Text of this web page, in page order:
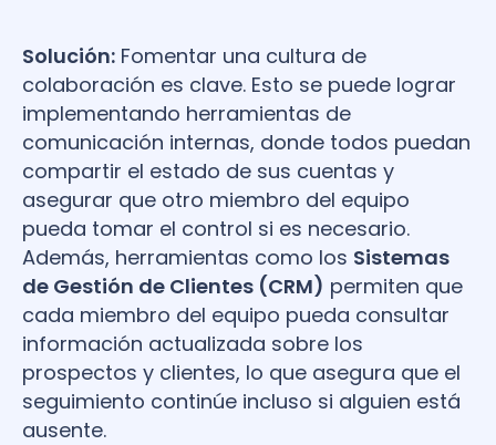
Solución: Fomentar una cultura de
colaboración es clave. Esto se puede lograr
implementando herramientas de
comunicación internas, donde todos puedan
compartir el estado de sus cuentas y
asegurar que otro miembro del equipo
pueda tomar el control si es necesario.
Además, herramientas como los Sistemas
de Gestión de Clientes (CRM) permiten que
cada miembro del equipo pueda consultar
información actualizada sobre los
prospectos y clientes, lo que asegura que el
seguimiento continúe incluso si alguien está
ausente.